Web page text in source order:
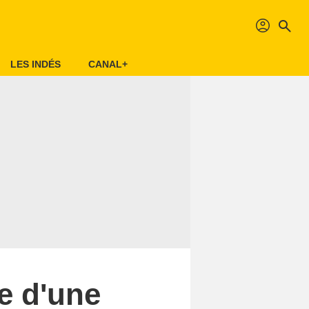
profil search
LES INDÉS CANAL+
d'une